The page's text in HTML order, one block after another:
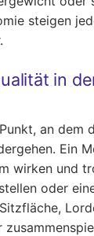
steigen
in
an dem
Ein
wirken und
oder